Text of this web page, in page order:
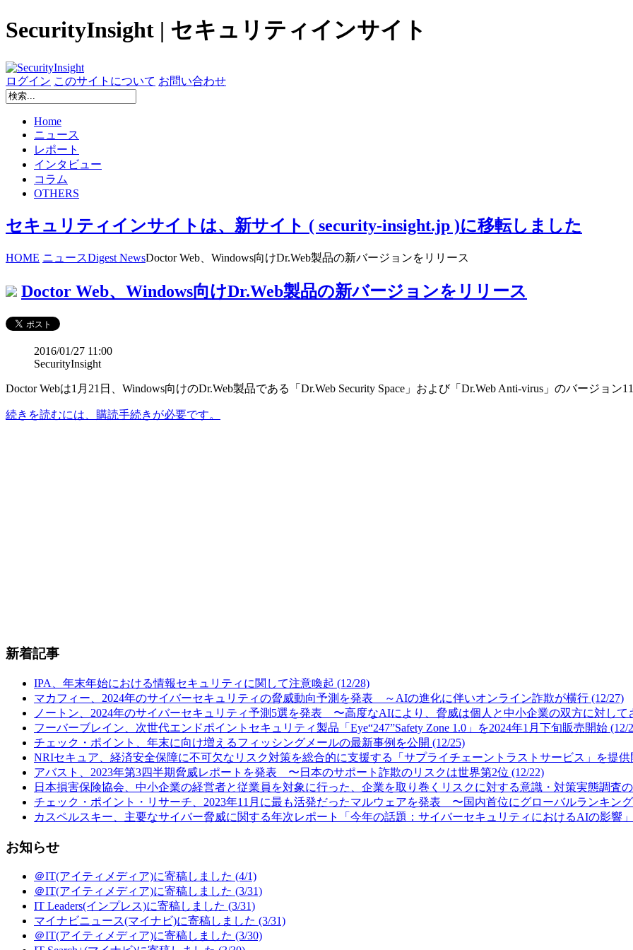
SecurityInsight | セキュリティインサイト
ログイン このサイトについて お問い合わせ
Home
ニュース
レポート
インタビュー
コラム
OTHERS
セキュリティインサイトは、新サイト ( security-insight.jp )に移転しました
HOME ニュースDigest NewsDoctor Web、Windows向けDr.Web製品の新バージョンをリリース
Doctor Web、Windows向けDr.Web製品の新バージョンをリリース
2016/01/27 11:00
SecurityInsight
Doctor Webは1月21日、Windows向けのDr.Web製品である「Dr.Web Security Space」および「Dr.Web Anti-virus」のバージョン
続きを読むには、購読手続きが必要です。
新着記事
IPA、年末年始における情報セキュリティに関して注意喚起 (12/28)
マカフィー、2024年のサイバーセキュリティの脅威動向予測を発表 ～AIの進化に伴いオンライン詐欺が横行 (12/27)
ノートン、2024年のサイバーセキュリティ予測5選を発表 〜高度なAIにより、脅威は個人と中小企業の双方に対して
フーバーブレイン、次世代エンドポイントセキュリティ製品「Eye“247”Safety Zone 1.0」を2024年1月下旬販売開始 (12/
チェック・ポイント、年末に向け増えるフィッシングメールの最新事例を公開 (12/25)
NRIセキュア、経済安全保障に不可欠なリスク対策を総合的に支援する「サプライチェーントラストサービス」を提供
アバスト、2023年第3四半期脅威レポートを発表 〜日本のサポート詐欺のリスクは世界第2位 (12/22)
日本損害保険協会、中小企業の経営者と従業員を対象に行った、企業を取り巻くリスクに対する意識・対策実態調査
チェック・ポイント・リサーチ、2023年11月に最も活発だったマルウェアを発表 〜国内首位にグローバルランキング
カスペルスキー、主要なサイバー脅威に関する年次レポート「今年の話題：サイバーセキュリティにおけるAIの影響
お知らせ
＠IT(アイティメディア)に寄稿しました (4/1)
＠IT(アイティメディア)に寄稿しました (3/31)
IT Leaders(インプレス)に寄稿しました (3/31)
マイナビニュース(マイナビ)に寄稿しました (3/31)
＠IT(アイティメディア)に寄稿しました (3/30)